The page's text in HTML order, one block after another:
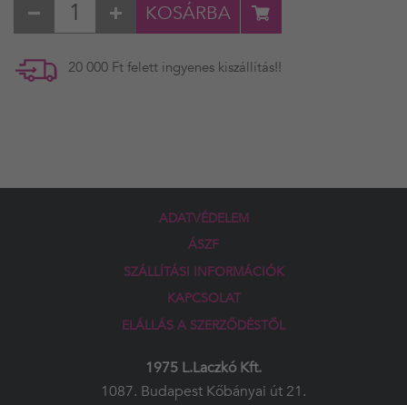
KOSÁRBA
20 000 Ft felett ingyenes kiszállítás!!
ADATVÉDELEM
ÁSZF
SZÁLLÍTÁSI INFORMÁCIÓK
KAPCSOLAT
ELÁLLÁS A SZERZŐDÉSTŐL
1975 L.Laczkó Kft.
1087. Budapest Kőbányai út 21.